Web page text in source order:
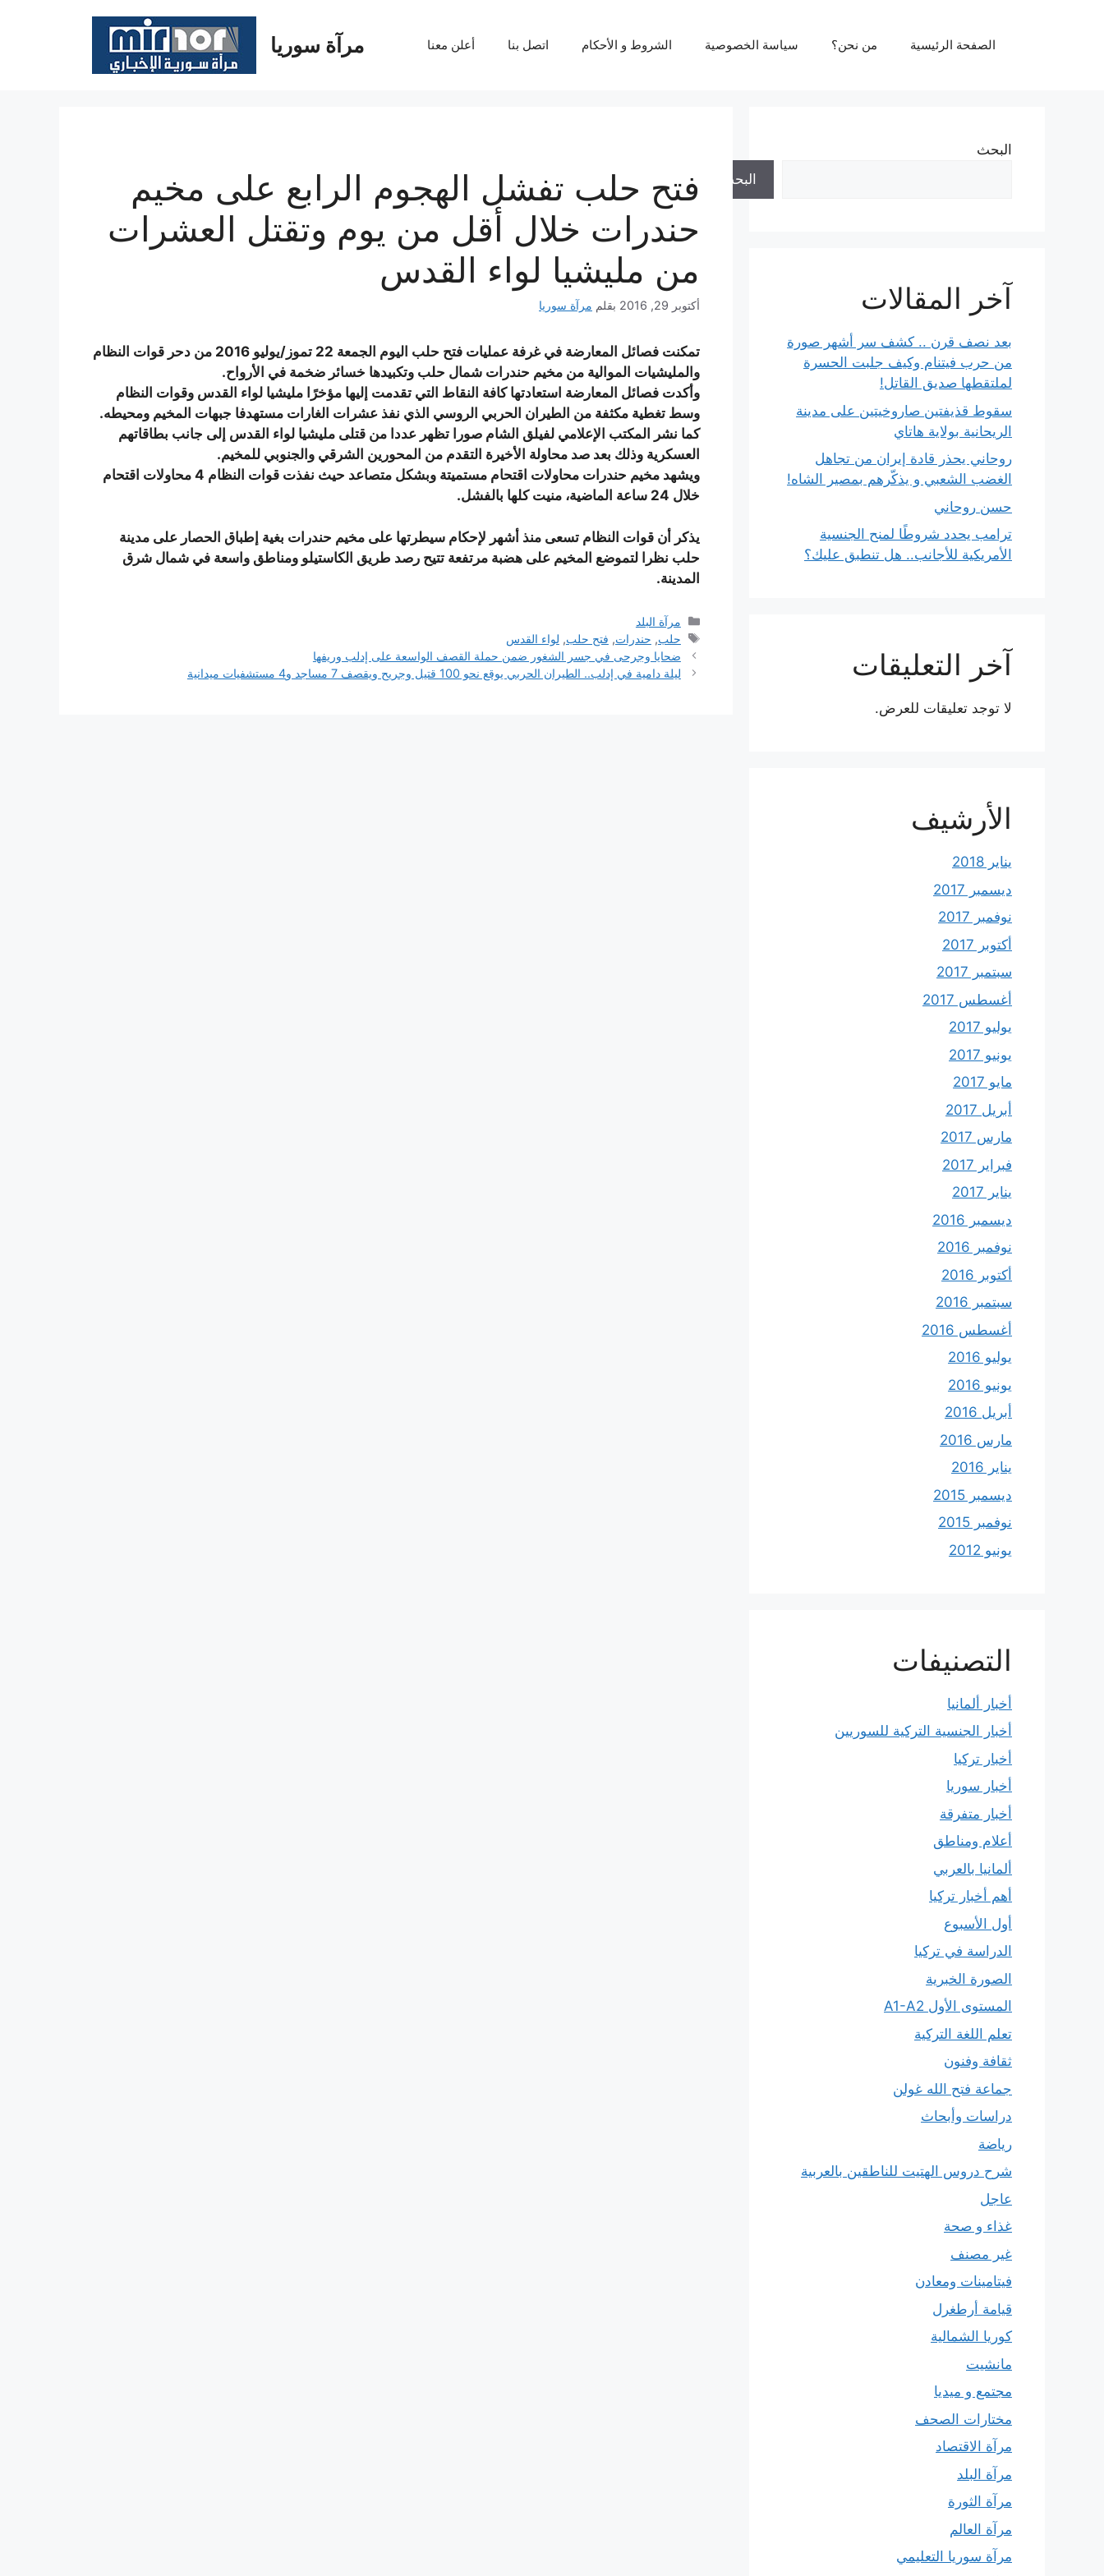
مرآة سوريا الصفحة الرئيسية من نحن؟ سياسة الخصوصية الشروط و الأحكام اتصل بنا أعلن معنا
فتح حلب تفشل الهجوم الرابع على مخيم
حندرات خلال أقل من يوم وتقتل العشرات
من مليشيا لواء القدس
أكتوبر 29, 2016 بقلم مرآة سوريا
تمكنت فصائل المعارضة في غرفة عمليات فتح حلب اليوم الجمعة 22 تموز/يوليو 2016 من دحر قوات النظام
والمليشيات الموالية من مخيم حندرات شمال حلب وتكبيدها خسائر ضخمة في الأرواح.
وأكدت فصائل المعارضة استعادتها كافة النقاط التي تقدمت إليها مؤخرًا مليشيا لواء القدس وقوات النظام
وسط تغطية مكثفة من الطيران الحربي الروسي الذي نفذ عشرات الغارات مستهدفا جبهات المخيم ومحيطه.
كما نشر المكتب الإعلامي لفيلق الشام صورا تظهر عددا من قتلى مليشيا لواء القدس إلى جانب بطاقاتهم
العسكرية وذلك بعد صد محاولة الأخيرة التقدم من المحورين الشرقي والجنوبي للمخيم.
ويشهد مخيم حندرات محاولات اقتحام مستميتة وبشكل متصاعد حيث نفذت قوات النظام 4 محاولات اقتحام
خلال 24 ساعة الماضية، منيت كلها بالفشل.
يذكر أن قوات النظام تسعى منذ أشهر لإحكام سيطرتها على مخيم حندرات بغية إطباق الحصار على مدينة
حلب نظرا لتموضع المخيم على هضبة مرتفعة تتيح رصد طريق الكاستيلو ومناطق واسعة في شمال شرق
المدينة.
التصنيفات
مرآة البلد
الوسوم
حلب, حندرات, فتح حلب, لواء القدس
ضحايا وجرحى في جسر الشغور ضمن حملة القصف الواسعة على إدلب وريفها
ليلة دامية في إدلب.. الطيران الحربي يوقع نحو 100 قتيل وجريح ويقصف 7 مساجد و4 مستشفيات ميدانية
البحث
البحث
آخر المقالات
بعد نصف قرن .. كشف سر أشهر صورة
من حرب فيتنام وكيف جلبت الحسرة
لملتقطها صديق القاتل!
سقوط قذيفتين صاروخيتين على مدينة
الريحانية بولاية هاتاي
روحاني يحذر قادة إيران من تجاهل
الغضب الشعبي و يذكّرهم بمصير الشاه!
حسن روحاني
ترامب يحدد شروطًا لمنح الجنسية
الأمريكية للأجانب.. هل تنطبق عليك؟
آخر التعليقات
لا توجد تعليقات للعرض.
الأرشيف
يناير 2018
ديسمبر 2017
نوفمبر 2017
أكتوبر 2017
سبتمبر 2017
أغسطس 2017
يوليو 2017
يونيو 2017
مايو 2017
أبريل 2017
مارس 2017
فبراير 2017
يناير 2017
ديسمبر 2016
نوفمبر 2016
أكتوبر 2016
سبتمبر 2016
أغسطس 2016
يوليو 2016
يونيو 2016
أبريل 2016
مارس 2016
يناير 2016
ديسمبر 2015
نوفمبر 2015
يونيو 2012
التصنيفات
أخبار ألمانيا
أخبار الجنسية التركية للسوريين
أخبار تركيا
أخبار سوريا
أخبار متفرقة
أعلام ومناطق
ألمانيا بالعربي
أهم أخبار تركيا
أول الأسبوع
الدراسة في تركيا
الصورة الخبرية
المستوى الأول A1-A2
تعلم اللغة التركية
ثقافة وفنون
جماعة فتح الله غولن
دراسات وأبحاث
رياضة
شرح دروس الهتيت للناطقين بالعربية
عاجل
غذاء و صحة
غير مصنف
فيتامينات ومعادن
قيامة أرطغرل
كوريا الشمالية
مانشيت
مجتمع و ميديا
مختارات الصحف
مرآة الاقتصاد
مرآة البلد
مرآة الثورة
مرآة العالم
مرآة سوريا التعليمي